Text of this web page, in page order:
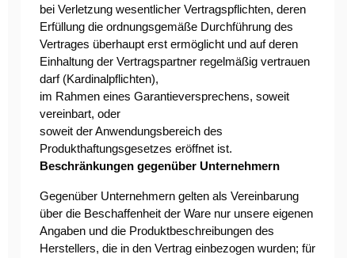
bei Verletzung wesentlicher Vertragspflichten, deren
Erfüllung die ordnungsgemäße Durchführung des
Vertrages überhaupt erst ermöglicht und auf deren
Einhaltung der Vertragspartner regelmäßig vertrauen
darf (Kardinalpflichten),
im Rahmen eines Garantieversprechens, soweit
vereinbart, oder
soweit der Anwendungsbereich des
Produkthaftungsgesetzes eröffnet ist.
Beschränkungen gegenüber Unternehmern
Gegenüber Unternehmern gelten als Vereinbarung
über die Beschaffenheit der Ware nur unsere eigenen
Angaben und die Produktbeschreibungen des
Herstellers, die in den Vertrag einbezogen wurden; für